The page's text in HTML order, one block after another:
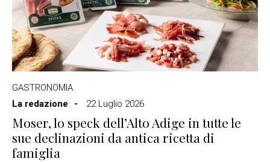
GASTRONOMIA
La redazione
22 Luglio 2026
Moser, lo speck dell’Alto Adige in tutte le
sue declinazioni da antica ricetta di
famiglia